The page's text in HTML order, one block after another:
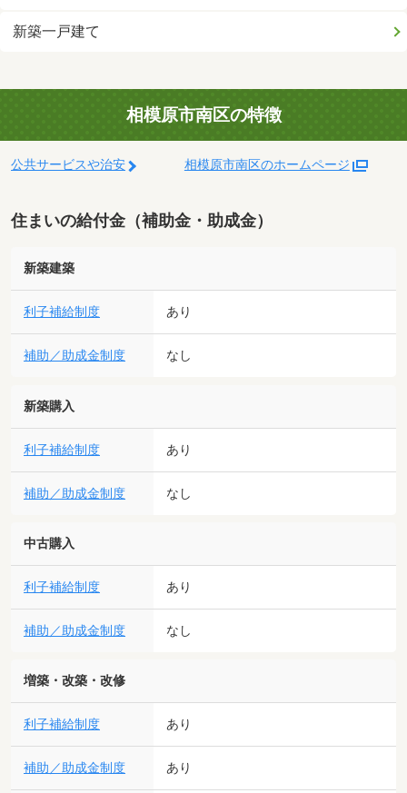
新築一戸建て
相模原市南区の特徴
公共サービスや治安 相模原市南区のホームページ
住まいの給付金（補助金・助成金）
新築建築
利子補給制度 あり
補助／助成金制度 なし
新築購入
利子補給制度 あり
補助／助成金制度 なし
中古購入
利子補給制度 あり
補助／助成金制度 なし
増築・改築・改修
利子補給制度 あり
補助／助成金制度 あり